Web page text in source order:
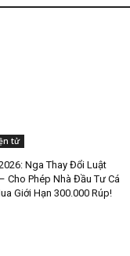
tử
Nga Thay Đổi Luật
Cho Phép Nhà Đầu Tư Cá
Giới Hạn 300.000 Rúp!